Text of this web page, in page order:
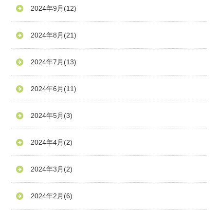
2024年9月 (12)
2024年8月 (21)
2024年7月 (13)
2024年6月 (11)
2024年5月 (3)
2024年4月 (2)
2024年3月 (2)
2024年2月 (6)